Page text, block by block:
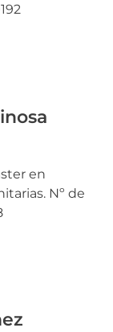
en
Nº de